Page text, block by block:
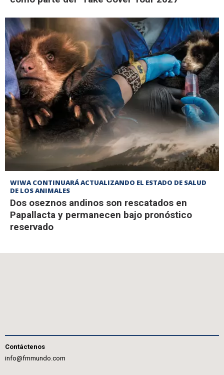
WIWA CONTINUARÁ ACTUALIZANDO EL ESTADO DE SALUD
DE LOS ANIMALES
Dos oseznos andinos son rescatados en
Papallacta y permanecen bajo pronóstico
reservado
Contáctenos
info@fmmundo.com